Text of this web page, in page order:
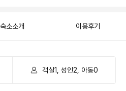
숙소소개 이용후기
객실1, 성인2, 아동0